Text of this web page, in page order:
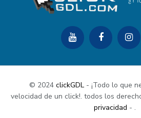
© 2024 clickGDL - ¡Todo lo que
velocidad de un click!. todos los
privacidad - .